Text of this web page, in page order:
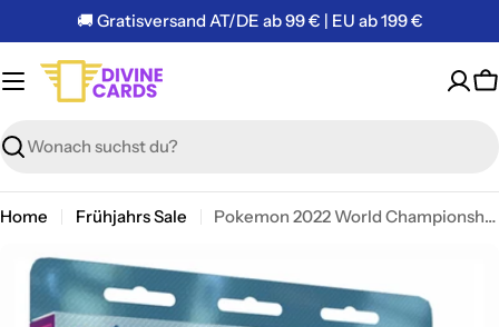
Inhalt
springen
🚚 Gratisversand AT/DE ab 99 € | EU ab 199 €
Suchen
Home Frühjahrs Sale Pokemon 2022 World Championship Deck Andre Chiasson (englisch)